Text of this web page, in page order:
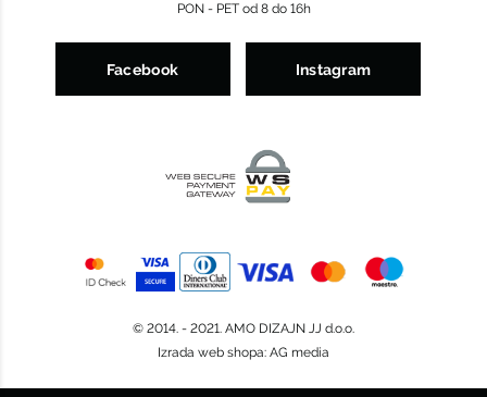
PON - PET od 8 do 16h
Facebook Instagram
© 2014. - 2021. AMO DIZAJN JJ d.o.o.
Izrada web shopa: AG media